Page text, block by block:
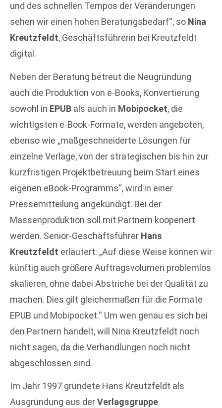
und des schnellen Tempos der Veränderungen
sehen wir einen hohen Beratungsbedarf“, so Nina
Kreutzfeldt, Geschäftsführerin bei Kreutzfeldt
digital.
Neben der Beratung betreut die Neugründung
auch die Produktion von e-Books, Konvertierung
sowohl in EPUB als auch in Mobipocket, die
wichtigsten e-Book-Formate, werden angeboten,
ebenso wie „maßgeschneiderte Lösungen für
einzelne Verlage, von der strategischen bis hin zur
kurzfristigen Projektbetreuung beim Start eines
eigenen eBook-Programms“, wird in einer
Pressemitteilung angekündigt. Bei der
Massenproduktion soll mit Partnern kooperiert
werden. Senior-Geschäftsführer Hans
Kreutzfeldt erläutert: „Auf diese Weise können wir
künftig auch größere Auftragsvolumen problemlos
skalieren, ohne dabei Abstriche bei der Qualität zu
machen. Dies gilt gleichermaßen für die Formate
EPUB und Mobipocket.“ Um wen genau es sich bei
den Partnern handelt, will Nina Kreutzfeldt noch
nicht sagen, da die Verhandlungen noch nicht
abgeschlossen sind.
Im Jahr 1997 gründete Hans Kreutzfeldt als
Ausgründung aus derVerlagsgruppe